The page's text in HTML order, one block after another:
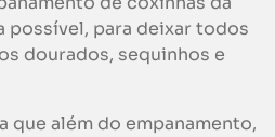
possível, para deixar todos
dourados, sequinhos e
que além do empanamento,